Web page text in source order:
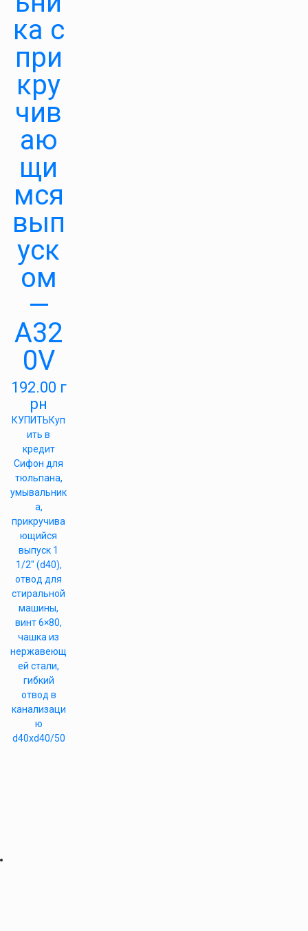
ка с
при
кру
чив
аю
щи
мся
вып
уск
ом
—
A32
0V
192.00 г
рн
КУПИТЬКуп
ить в
кредит
Сифон для
тюльпана,
умывальник
а,
прикручива
ющийся
выпуск 1
1/2″ (d40),
отвод для
стиральной
машины,
винт 6×80,
чашка из
нержавеющ
ей стали,
гибкий
отвод в
канализаци
ю
d40xd40/50